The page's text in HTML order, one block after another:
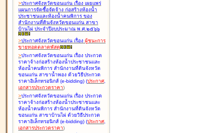
>ประกาศจังหวัดขอนแก่น เรื่อง เผยแพร่
แผนการจัดซื้อจัดจ้าง ก่อสร้างห้องน้ำ
ประชาชนและห้องน้ำคนพิการ ของ
สำนักงานที่ดินจังหวัดขอนแก่น สาขา
บ้านไผ่ ประจำปีงบประมาณ พ.ศ.๒๕๖๖
>ประกาศจังหวัดขอนแก่น เรื่อง ผู้ชนะการ
ขายทอดตลาดพัสดุ
>ประกาศจังหวัดขอนแก่น เรื่อง ประกวด
ราคาจ้างก่อสร้างห้องน้ำประชาชนและ
ห้องน้ำคนพิการ สำนักงานที่ดินจังหวัด
ขอนแก่น สาขาน้ำพอง ด้วยวิธีประกวด
ราคาอิเล็กทรอนิกส์ (e-bidding) (ประกาศ,
เอกสารประกวดราคา)
>ประกาศจังหวัดขอนแก่น เรื่อง ประกวด
ราคาจ้างก่อสร้างห้องน้ำประชาชนและ
ห้องน้ำคนพิการ สำนักงานที่ดินจังหวัด
ขอนแก่น สาขาบ้านไผ่ ด้วยวิธีประกวด
ราคาอิเล็กทรอนิกส์ (e-bidding) (ประกาศ,
เอกสารประกวดราคา)